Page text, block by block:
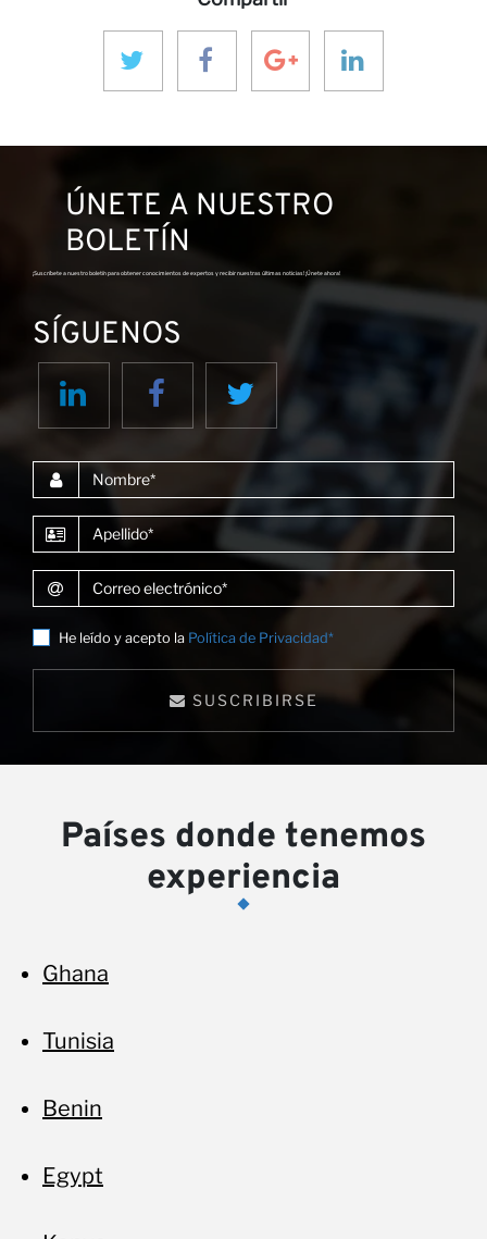
ÚNETE A NUESTRO
BOLETÍN
¡Suscríbete a nuestro boletín para obtener conocimientos de expertos y recibir nuestras últimas noticias! ¡Únete ahora!
SÍGUENOS
Nombre
Apellido
Correo electrónico
He leído y acepto la Política de Privacidad*
SUSCRIBIRSE
Países donde tenemos
experiencia
Ghana
Tunisia
Benin
Egypt